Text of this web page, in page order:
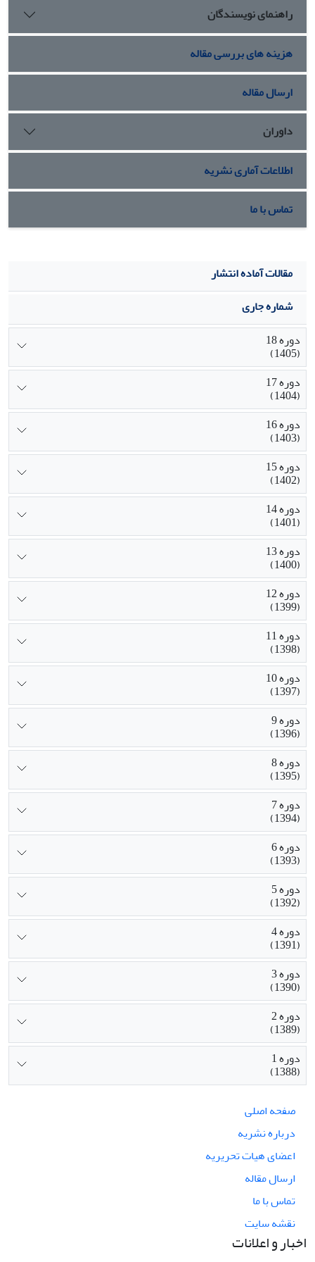
راهنمای نویسندگان
هزینه های بررسی مقاله
ارسال مقاله
داوران
اطلاعات آماری نشریه
تماس با ما
مقالات آماده انتشار
شماره جاری
دوره 18
(1405)
دوره 17
(1404)
دوره 16
(1403)
دوره 15
(1402)
دوره 14
(1401)
دوره 13
(1400)
دوره 12
(1399)
دوره 11
(1398)
دوره 10
(1397)
دوره 9
(1396)
دوره 8
(1395)
دوره 7
(1394)
دوره 6
(1393)
دوره 5
(1392)
دوره 4
(1391)
دوره 3
(1390)
دوره 2
(1389)
دوره 1
(1388)
صفحه اصلی
درباره نشریه
اعضای هیات تحریریه
ارسال مقاله
تماس با ما
نقشه سایت
اخبار و اعلانات